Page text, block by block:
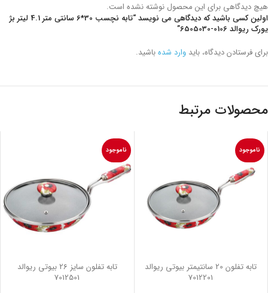
هیچ دیدگاهی برای این محصول نوشته نشده است.
اولین کسی باشید که دیدگاهی می نویسد “تابه نچسب 30*6 سانتی متر 4.1 لیتر بژ
یورک ریوالد 6505030-0106
”
برای فرستادن دیدگاه، باید وارد شدهباشید.
محصولات مرتبط
ناموجود
تابه تفلون 20 سانتیمتر بیوتی ریوالد
7012201
ناموجود
تابه تفلون سایز 26 بیوتی ریوالد
7012501